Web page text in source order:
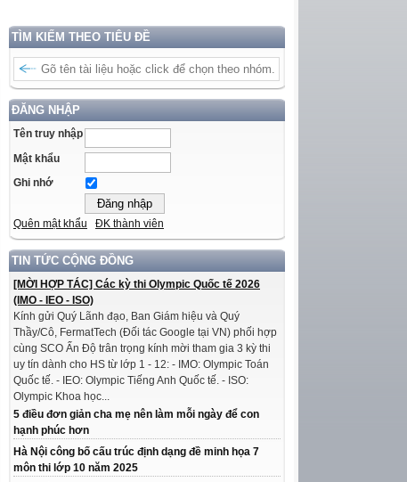
TÌM KIẾM THEO TIÊU ĐỀ
ĐĂNG NHẬP
Tên truy nhập
Mật khẩu
Ghi nhớ
Quên mật khẩu ĐK thành viên
TIN TỨC CỘNG ĐỒNG
[MỜI HỢP TÁC] Các kỳ thi Olympic Quốc tế 2026
(IMO - IEO - ISO)
Kính gửi Quý Lãnh đạo, Ban Giám hiệu và Quý
Thầy/Cô, FermatTech (Đối tác Google tại VN) phối hợp
cùng SCO Ấn Độ trân trọng kính mời tham gia 3 kỳ thi
uy tín dành cho HS từ lớp 1 - 12: - IMO: Olympic Toán
Quốc tế. - IEO: Olympic Tiếng Anh Quốc tế. - ISO:
Olympic Khoa học...
5 điều đơn giản cha mẹ nên làm mỗi ngày để con
hạnh phúc hơn
Hà Nội công bố cấu trúc định dạng đề minh họa 7
môn thi lớp 10 năm 2025